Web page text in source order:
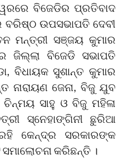
ବିଜେଡିର ପ୍ରତିବାଦ
ବରିଷ୍ଠ ଉପସଭାପତି ଦେବୀ
ମନ୍ତ୍ରୀ ସଞ୍ଜୟ କୁମାର
ଜିଲ୍ଲା ବିଜେଡି ସଭାପତି
ବିଧାୟକ ସୁଶାନ୍ତ କୁମାର
ନାରାୟଣ ଜେନା, ବିଜୁ ଯୁବ
ସାହୁ ଓ ବିଜୁ ମହିଳା
ସ୍ନେହାଙ୍ଗିନୀ ଛୁରିଆ
କେନ୍ଦ୍ର ସରକାରଙ୍କ
କରିଛନ୍ତି ।